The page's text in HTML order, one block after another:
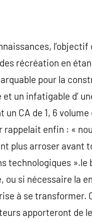
l’objectif
récréation en
pour la
un infatigable d’
CA de 1, 6 volume
enfin : «
plus arroser avant
technologiques ».le
si nécessaire la
à se transformer.
apporteront de